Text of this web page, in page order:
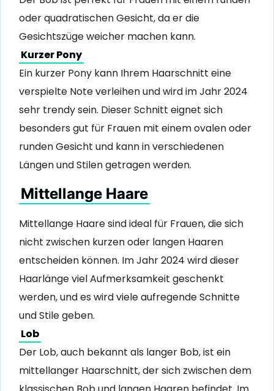
oder quadratischen Gesicht, da er die
Gesichtszüge weicher machen kann.
Kurzer Pony
Ein kurzer Pony kann Ihrem Haarschnitt eine
verspielte Note verleihen und wird im Jahr 2024
sehr trendy sein. Dieser Schnitt eignet sich
besonders gut für Frauen mit einem ovalen oder
runden Gesicht und kann in verschiedenen
Längen und Stilen getragen werden.
Mittellange Haare
Mittellange Haare sind ideal für Frauen, die sich
nicht zwischen kurzen oder langen Haaren
entscheiden können. Im Jahr 2024 wird dieser
Haarlänge viel Aufmerksamkeit geschenkt
werden, und es wird viele aufregende Schnitte
und Stile geben.
Lob
Der Lob, auch bekannt als langer Bob, ist ein
mittellanger Haarschnitt, der sich zwischen dem